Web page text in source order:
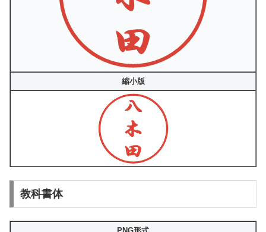
縮小版
教科書体